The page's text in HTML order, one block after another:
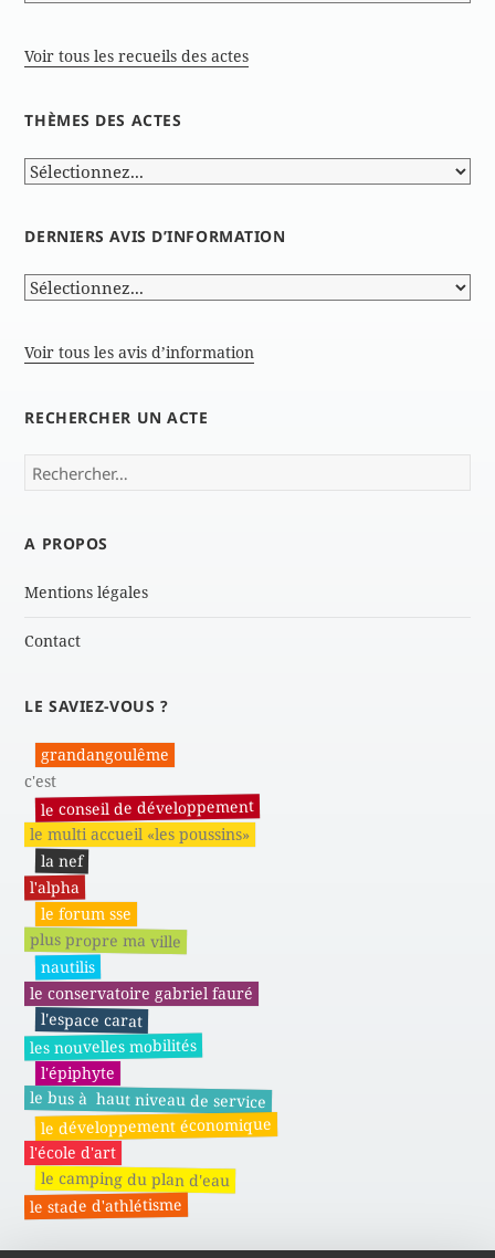
Voir tous les recueils des actes
THÈMES DES ACTES
DERNIERS AVIS D’INFORMATION
Voir tous les avis d’information
RECHERCHER UN ACTE
Rechercher :
A PROPOS
Mentions légales
Contact
LE SAVIEZ-VOUS ?
grandangoulême
c'est
le conseil de développement
le multi accueil «les poussins»
la nef
l'alpha
le forum sse
plus propre ma ville
nautilis
le conservatoire gabriel fauré
l'espace carat
les nouvelles mobilités
l'épiphyte
le bus à haut niveau de service
le développement économique
l'école d'art
le camping du plan d'eau
le stade d'athlétisme